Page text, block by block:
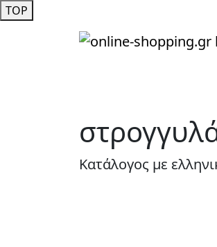
TOP
Κατάλογος με